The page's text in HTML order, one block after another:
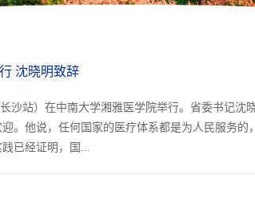
沈晓明致辞
沙站）在中南大学湘雅医学院举行。省委书记
。他说，任何国家的医疗体系都是为人民服务
已经证明，国...